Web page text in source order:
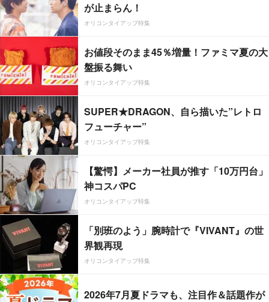
が止まらん！
オリコンタイアップ特集
お値段そのまま45％増量！ファミマ夏の大
盤振る舞い
オリコンタイアップ特集
SUPER★DRAGON、自ら描いた”レトロ
フューチャー”
オリコンタイアップ特集
【驚愕】メーカー社員が推す「10万円台」
神コスパPC
オリコンタイアップ特集
「別班のよう」腕時計で『VIVANT』の世
界観再現
オリコンタイアップ特集
2026年7月夏ドラマも、注目作＆話題作が